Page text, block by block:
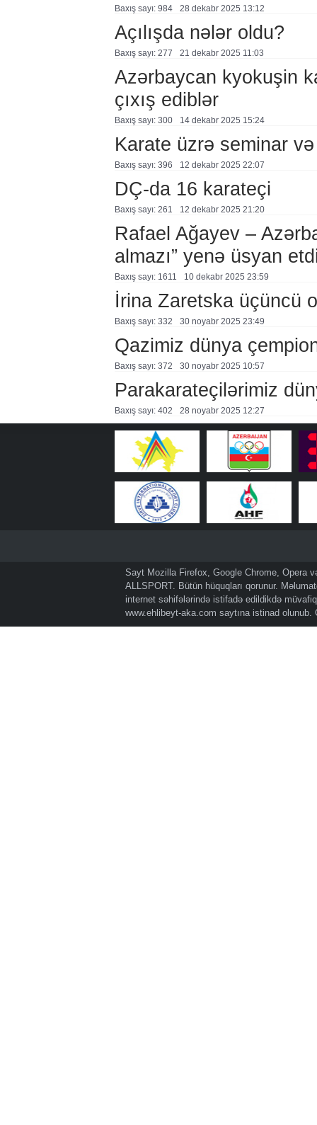
Baxış sayı: 984 28 dekabr 2025 13:12
Açılışda nələr oldu?
Baxış sayı: 277 21 dekabr 2025 11:03
Azərbaycan kyokuşin
çıxış ediblər
Baxış sayı: 300 14 dekabr 2025 15:24
Karate üzrə seminar
Baxış sayı: 396 12 dekabr 2025 22:07
DÇ-da 16 karateçi
Baxış sayı: 261 12 dekabr 2025 21:20
Rafael Ağayev –
almazı” yenə üsyan
Baxış sayı: 1611 10 dekabr 2025 23:59
İrina Zaretska üçüncü
Baxış sayı: 332 30 noyabr 2025 23:49
Qazimiz dünya
Baxış sayı: 372 30 noyabr 2025 10:57
Parakarateçilərimiz
Baxış sayı: 402 28 noyabr 2025 12:27
Sayt Mozilla Firefox, Google Chrome, Opera
ALLSPORT. Bütün hüquqları qorunur.
internet səhifələrində istifadə edildikdə
www.ehlibeyt-aka.com saytına istinad olunub.